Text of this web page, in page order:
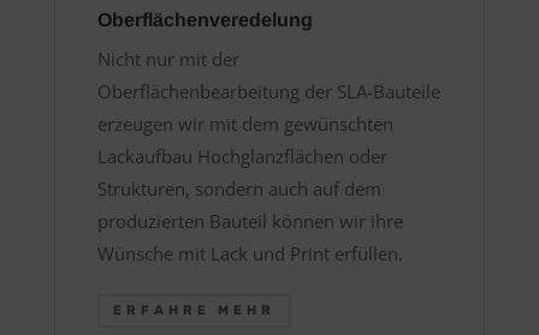
Oberflächenveredelung
Nicht nur mit der
Oberflächenbearbeitung der SLA-Bauteile
erzeugen wir mit dem gewünschten
Lackaufbau Hochglanzflächen oder
Strukturen, sondern auch auf dem
produzierten Bauteil können wir ihre
Wünsche mit Lack und Print erfüllen.
ERFAHRE MEHR